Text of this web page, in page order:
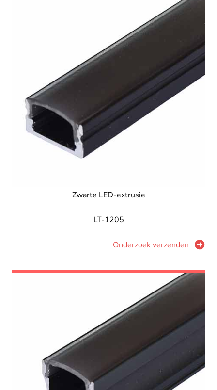
Zwarte LED-extrusie
LT-1205
Onderzoek verzenden